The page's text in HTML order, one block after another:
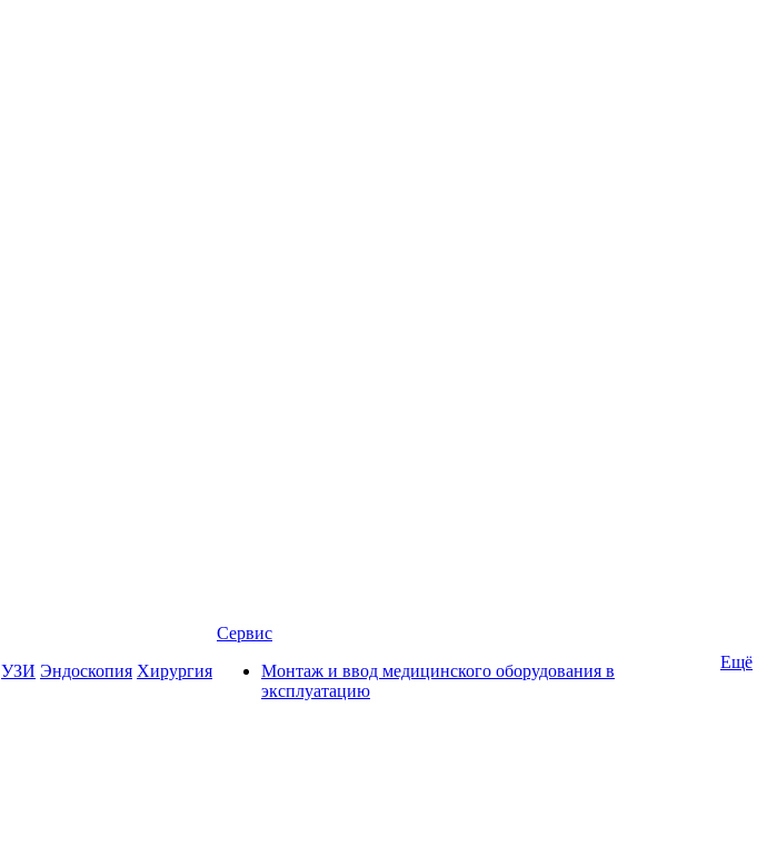
УЗИ Эндоскопия Хирургия
Сервис
Монтаж и ввод медицинского оборудования в
эксплуатацию
Ещё